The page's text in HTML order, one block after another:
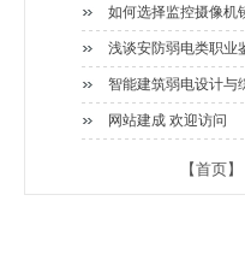
如何选择监控摄像机
浅谈安防弱电类职业
智能建筑弱电设计与
网站建成 欢迎访问
【首页】